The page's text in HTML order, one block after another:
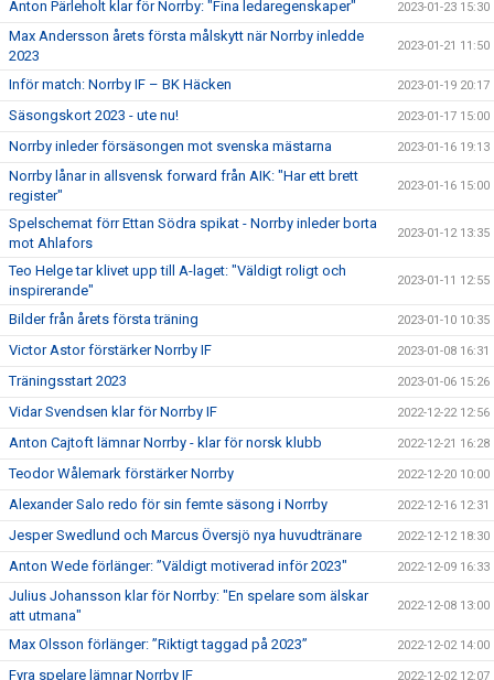
Anton Pärleholt klar för Norrby: "Fina ledaregenskaper" 2023-01-23 15:30
Max Andersson årets första målskytt när Norrby inledde
2023
2023-01-21 11:50
Inför match: Norrby IF – BK Häcken 2023-01-19 20:17
Säsongskort 2023 - ute nu! 2023-01-17 15:00
Norrby inleder försäsongen mot svenska mästarna 2023-01-16 19:13
Norrby lånar in allsvensk forward från AIK: "Har ett brett
register"
2023-01-16 15:00
Spelschemat förr Ettan Södra spikat - Norrby inleder borta
mot Ahlafors
2023-01-12 13:35
Teo Helge tar klivet upp till A-laget: "Väldigt roligt och
inspirerande"
2023-01-11 12:55
Bilder från årets första träning 2023-01-10 10:35
Victor Astor förstärker Norrby IF 2023-01-08 16:31
Träningsstart 2023 2023-01-06 15:26
Vidar Svendsen klar för Norrby IF 2022-12-22 12:56
Anton Cajtoft lämnar Norrby - klar för norsk klubb 2022-12-21 16:28
Teodor Wålemark förstärker Norrby 2022-12-20 10:00
Alexander Salo redo för sin femte säsong i Norrby 2022-12-16 12:31
Jesper Swedlund och Marcus Översjö nya huvudtränare 2022-12-12 18:30
Anton Wede förlänger: ”Väldigt motiverad inför 2023" 2022-12-09 16:33
Julius Johansson klar för Norrby: "En spelare som älskar
att utmana"
2022-12-08 13:00
Max Olsson förlänger: ”Riktigt taggad på 2023” 2022-12-02 14:00
Fyra spelare lämnar Norrby IF 2022-12-02 12:07